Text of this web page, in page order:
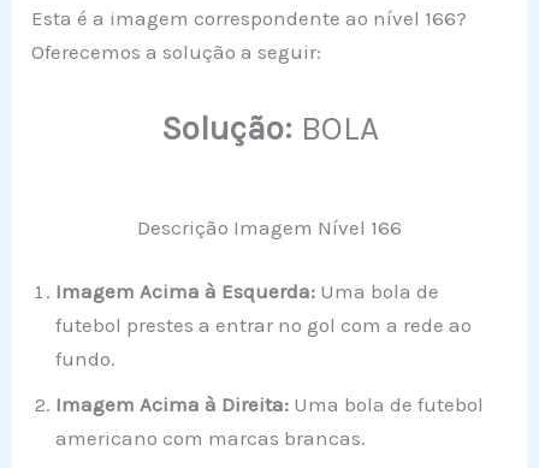
Esta é a imagem correspondente ao nível 166?
Oferecemos a solução a seguir:
Solução: BOLA
Descrição Imagem Nível 166
Imagem Acima à Esquerda: Uma bola de
futebol prestes a entrar no gol com a rede ao
fundo.
Imagem Acima à Direita: Uma bola de futebol
americano com marcas brancas.